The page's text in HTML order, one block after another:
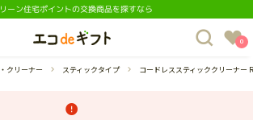
ーン住宅ポイントの交換商品を探すなら
0
クリーナー スティックタイプ コードレススティッククリーナー